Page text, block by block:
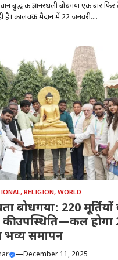
बुद्ध की ज्ञानस्थली बोधगया एक बार
है। कालचक्र मैदान में 22 जनवरी....
, RELIGION, WORLD
बोधगया: 220
उपस्थिति—कल होगा
भव्य समापन
—December 11, 2025